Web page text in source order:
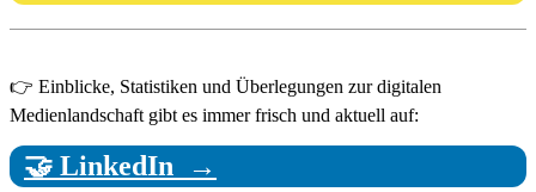
👉 Einblicke, Statistiken und Überlegungen zur digitalen
Medienlandschaft gibt es immer frisch und aktuell auf:
🤝 LinkedIn →